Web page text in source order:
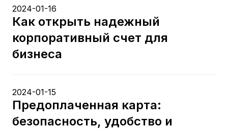
2024-01-16
Как открыть надежный
корпоративный счет для
бизнеса
2024-01-15
Предоплаченная карта:
безопасность, удобство и